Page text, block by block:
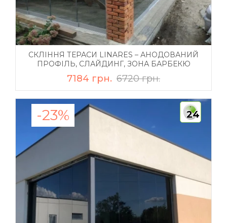
СКЛІННЯ ТЕРАСИ LINARES – АНОДОВАНИЙ
ПРОФІЛЬ, СЛАЙДИНГ, ЗОНА БАРБЕКЮ
7184 грн. 6720 грн.
-23% 24